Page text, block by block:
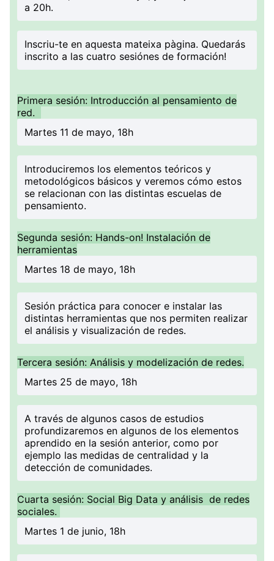
a 20h.
Inscriu-te en aquesta mateixa pàgina. Quedarás
inscrito a las cuatro sesiónes de formación!
Primera sesión: Introducción al pensamiento de
red.
Martes 11 de mayo, 18h
Introduciremos los elementos teóricos y
metodológicos básicos y veremos cómo estos
se relacionan con las distintas escuelas de
pensamiento.
Segunda sesión: Hands-on! Instalación de
herramientas
Martes 18 de mayo, 18h
Sesión práctica para conocer e instalar las
distintas herramientas que nos permiten realizar
el análisis y visualización de redes.
Tercera sesión: Análisis y modelización de redes.
Martes 25 de mayo, 18h
A través de algunos casos de estudios
profundizaremos en algunos de los elementos
aprendido en la sesión anterior, como por
ejemplo las medidas de centralidad y la
detección de comunidades.
Cuarta sesión: Social Big Data y análisis de redes
sociales.
Martes 1 de junio, 18h